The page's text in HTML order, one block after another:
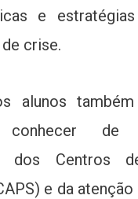
e
crise.
alunos
conhecer
dos Centros
e da atenção